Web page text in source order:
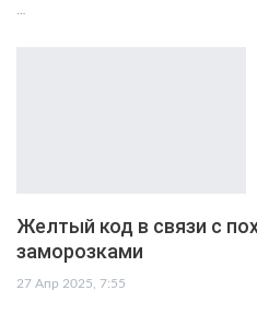
…
Желтый код в связи с
заморозками
27 Апр 2025, 7:55